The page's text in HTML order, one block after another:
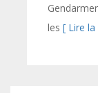
les [ Lire